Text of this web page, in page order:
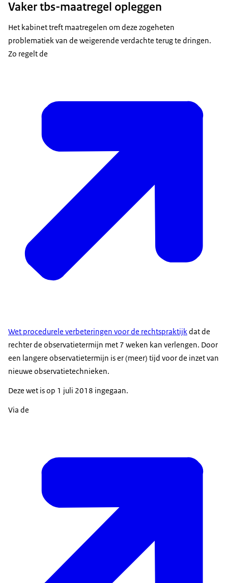
Vaker tbs-maatregel opleggen
Het kabinet treft maatregelen om deze zogeheten
problematiek van de weigerende verdachte terug te dringen.
Zo regelt de
Wet procedurele verbeteringen voor de rechtspraktijkdat de
rechter de observatietermijn met 7 weken kan verlengen. Door
een langere observatietermijn is er (meer) tijd voor de inzet van
nieuwe observatietechnieken.
Deze wet is op 1 juli 2018 ingegaan.
Via de